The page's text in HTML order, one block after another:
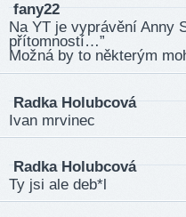
fany22
Na YT je vyprávění Anny
přítomností…”
Možná by to některým
Radka Holubcová
Ivan mrvinec
Radka Holubcová
Ty jsi ale deb*l